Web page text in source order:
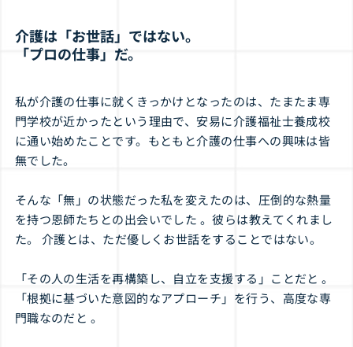
介護は「お世話」ではない。
​「プロの仕事」だ。
私が介護の仕事に就くきっかけとなったのは、たまたま専
門学校が近かったという理由で、安易に介護福祉士養成校
に通い始めたことです。もともと介護の仕事への興味は皆
無でした。
そんな「無」の状態だった私を変えたのは、圧倒的な熱量
を持つ恩師たちとの出会いでした 。彼らは教えてくれまし
た。 介護とは、ただ優しくお世話をすることではない。
「その人の生活を再構築し、自立を支援する」ことだと 。
「根拠に基づいた意図的なアプローチ」を行う、高度な専
門職なのだと 。